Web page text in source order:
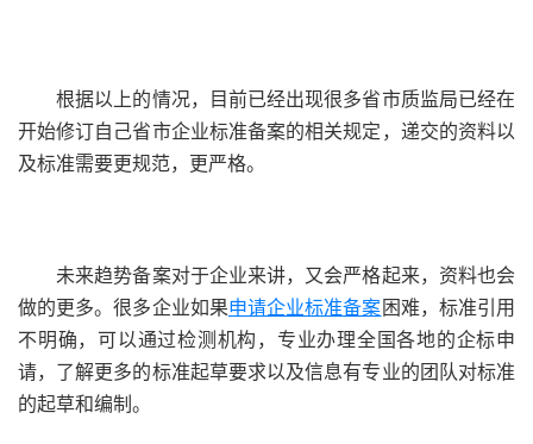
根据以上的情况，目前已经出现很多省市质监局已经在
开始修订自己省市企业标准备案的相关规定，递交的资料以
及标准需要更规范，更严格。
未来趋势备案对于企业来讲，又会严格起来，资料也会
做的更多。很多企业如果申请企业标准备案困难，标准引用
不明确，可以通过检测机构，专业办理全国各地的企标申
请，了解更多的标准起草要求以及信息有专业的团队对标准
的起草和编制。